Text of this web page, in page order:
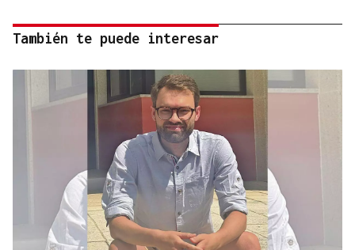
También te puede interesar